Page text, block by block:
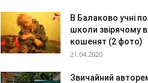
В Балаково учні
школи звірячому
кошенят (2 фото)
21.04.2020
Звичайний